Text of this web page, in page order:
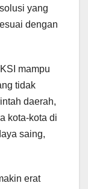
yang
dengan
mampu
tidak
daerah,
kota-kota di
saing,
erat